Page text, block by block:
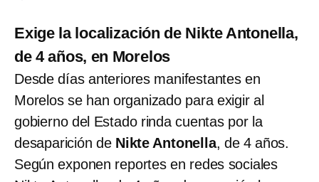
Exige la localización de Nikte Antonella,
de 4 años, en Morelos
Desde días anteriores manifestantes en
Morelos se han organizado para exigir al
gobierno del Estado rinda cuentas por la
desaparición de Nikte Antonella, de 4 años.
Según exponen reportes en redes sociales